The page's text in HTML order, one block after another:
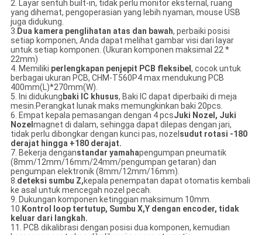
2. Layar sentuh built-in, tidak perlu monitor eksternal, ruang
yang dihemat, pengoperasian yang lebih nyaman, mouse USB
juga didukung.
3. Dua kamera penglihatan atas dan bawah, perbaiki posisi
setiap komponen, Anda dapat melihat gambar visi dari layar
untuk setiap komponen. (Ukuran komponen maksimal 22 * ​​
22mm)
4. Memiliki perlengkapan penjepit PCB fleksibel , cocok untuk
berbagai ukuran PCB, CHM-T560P4 max mendukung PCB
400mm(L)*270mm(W).
5. Ini didukungbaki IC khusus, Baki IC dapat diperbaiki di meja
mesin.Perangkat lunak maks memungkinkan baki 20pcs.
6. Empat kepala pemasangan dengan 4 pcsJuki Nozel, Juki
Nozel magnet di dalam, sehingga dapat dilepas dengan jari,
tidak perlu dibongkar dengan kunci pas, nozel sudut rotasi -180
derajat hingga +180 derajat.
7. Bekerja denganstandar yamahapengumpan pneumatik
(8mm/12mm/16mm/24mm/pengumpan getaran) dan
pengumpan elektronik (8mm/12mm/16mm).
8.deteksi sumbu Z,kepala penempatan dapat otomatis kembali
ke asal untuk mencegah nozel pecah.
9. Dukungan komponen ketinggian maksimum 10mm.
10. Kontrol loop tertutup, Sumbu X,Y dengan encoder, tidak
keluar dari langkah.
11. PCB dikalibrasi dengan posisi dua komponen, kemudian